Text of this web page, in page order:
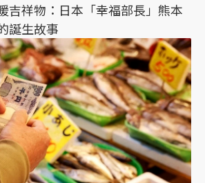
吉祥物：日本「幸福部長」熊本
誕生故事